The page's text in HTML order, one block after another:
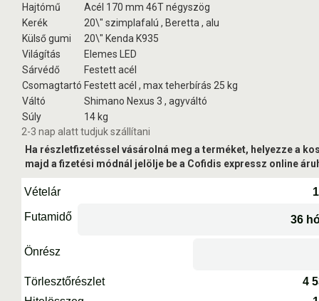
Hajtómű
Acél 170 mm 46T négyszög
Kerék
20\" szimplafalú , Beretta , alu
Külső gumi
20\" Kenda K935
Világítás
Elemes LED
Sárvédő
Festett acél
Csomagtartó Festett acél , max teherbírás 25 kg
Váltó
Shimano Nexus 3 , agyváltó
Súly
14 kg
2-3 nap alatt tudjuk szállítani
Ha részletfizetéssel vásárolná meg a terméket, helyezze a
majd a fizetési módnál jelölje be a Cofidis expressz online